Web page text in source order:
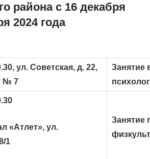
района с 16 декабря
2024 года
ул. Советская, д. 22,
№ 7
Занятие
«Атлет», ул.
1
Занятие